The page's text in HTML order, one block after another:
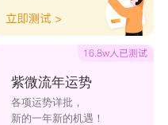
紫微流年运势
各项运势详批，
新的一年新的机遇！